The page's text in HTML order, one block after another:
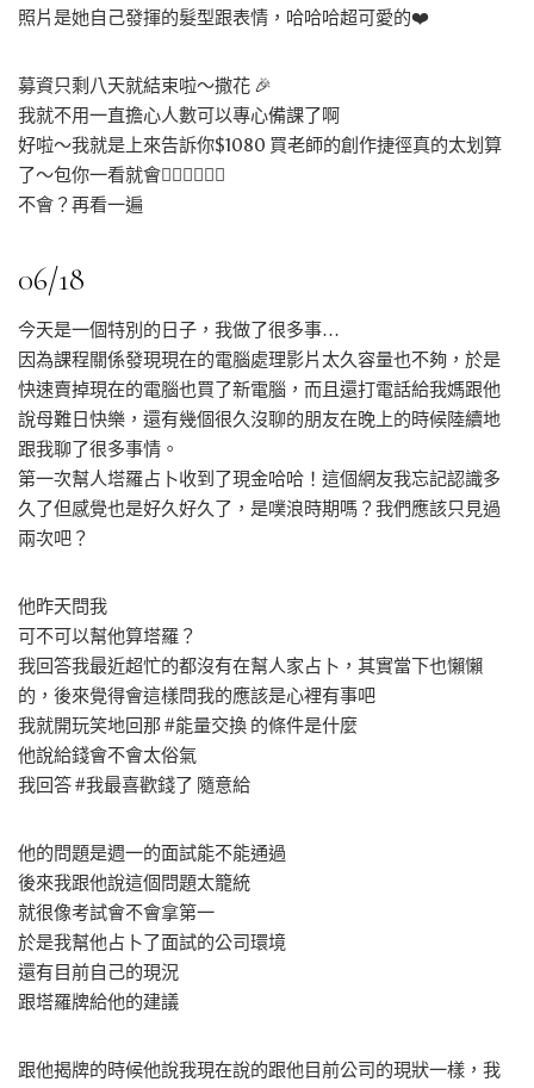
照片是她自己發揮的髮型跟表情，哈哈哈超可愛的❤️
募資只剩八天就結束啦～撒花 🎉
我就不用一直擔心人數可以專心備課了啊
好啦～我就是上來告訴你$1080 買老師的創作捷徑真的太划算
了～包你一看就會👍🏻👍🏻👍🏻
不會？再看一遍
06/18
今天是一個特別的日子，我做了很多事…
因為課程關係發現現在的電腦處理影片太久容量也不夠，於是
快速賣掉現在的電腦也買了新電腦，而且還打電話給我媽跟他
說母難日快樂，還有幾個很久沒聊的朋友在晚上的時候陸續地
跟我聊了很多事情。
第一次幫人塔羅占卜收到了現金哈哈！這個網友我忘記認識多
久了但感覺也是好久好久了，是噗浪時期嗎？我們應該只見過
兩次吧？
他昨天問我
可不可以幫他算塔羅？
我回答我最近超忙的都沒有在幫人家占卜，其實當下也懶懶
的，後來覺得會這樣問我的應該是心裡有事吧
我就開玩笑地回那 #能量交換 的條件是什麼
他說給錢會不會太俗氣
我回答 #我最喜歡錢了 隨意給
他的問題是週一的面試能不能通過
後來我跟他說這個問題太籠統
就很像考試會不會拿第一
於是我幫他占卜了面試的公司環境
還有目前自己的現況
跟塔羅牌給他的建議
跟他揭牌的時候他說我現在說的跟他目前公司的現狀一樣，我